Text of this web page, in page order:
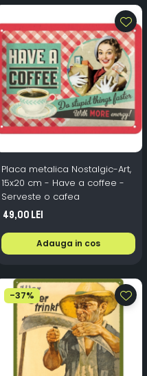
Placa metalica Nostalgic-Art,
15x20 cm - Have a coffee -
Serveste o cafea
49,00 Lei
Adauga in cos
-37%